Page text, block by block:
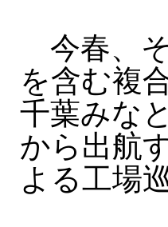
今春、
を含む複
千葉みな
から出航
よる工場